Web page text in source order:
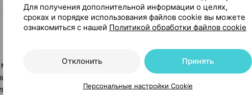
и тщательно высушенную кожу и слегка втирают в
утром и вечером. Курс продолжают до полного
дней после исчезновения всех зон поражения с
Для получения дополнительной информации о целях,
сроках и порядке использования файлов cookie вы можете
ознакомиться с нашей Политикой обработки файлов cookie
Отклонить Принять
Персональные настройки Cookie